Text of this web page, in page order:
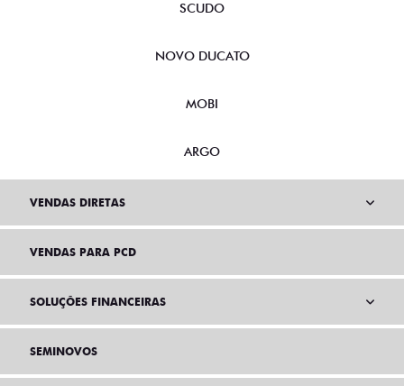
SCUDO
NOVO DUCATO
MOBI
ARGO
VENDAS DIRETAS
VENDAS PARA PCD
SOLUÇÕES FINANCEIRAS
SEMINOVOS